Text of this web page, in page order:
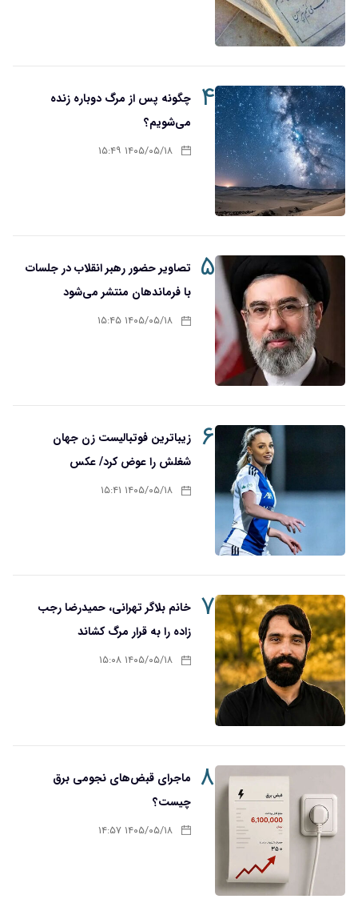
۴ چگونه پس از مرگ دوباره زنده
می‌شویم؟
۱۴۰۵/۰۵/۱۸ ۱۵:۴۹
۵ تصاویر حضور رهبر انقلاب در جلسات
با فرماندهان منتشر می‌شود
۱۴۰۵/۰۵/۱۸ ۱۵:۴۵
۶
زیباترین فوتبالیست زن جهان
شغلش را عوض کرد/ عکس
۱۴۰۵/۰۵/۱۸ ۱۵:۴۱
۷ خانم بلاگر تهرانی، حمیدرضا رجب
زاده را به قرار مرگ کشاند
۱۴۰۵/۰۵/۱۸ ۱۵:۰۸
۸
ماجرای قبض‌های نجومی برق
چیست؟
۱۴۰۵/۰۵/۱۸ ۱۴:۵۷